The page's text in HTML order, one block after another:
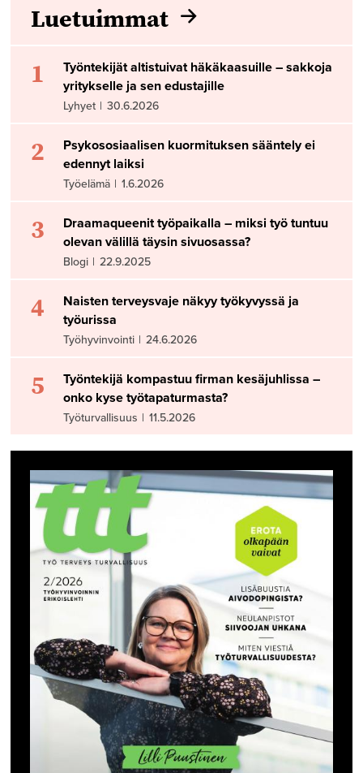
Luetuimmat
1
Työntekijät altistuivat häkäkaasuille – sakkoja
yritykselle ja sen edustajille
Lyhyet | 30.6.2026
2
Psykososiaalisen kuormituksen sääntely ei
edennyt laiksi
Työelämä | 1.6.2026
3
Draamaqueenit työpaikalla – miksi työ tuntuu
olevan välillä täysin sivuosassa?
Blogi | 22.9.2025
4
Naisten terveysvaje näkyy työkyvyssä ja
työurissa
Työhyvinvointi | 24.6.2026
5
Työntekijä kompastuu firman kesäjuhlissa –
onko kyse työtapaturmasta?
Työturvallisuus | 11.5.2026